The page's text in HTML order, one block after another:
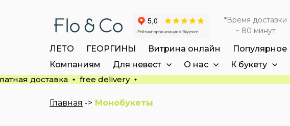
*Время доставки
~ 80 минут
ЛЕТО ГЕОРГИНЫ Витрина онлайн Популярное
Компаниям
Для невест О нас К букету
доставка free delivery
Главная -> Монобукеты